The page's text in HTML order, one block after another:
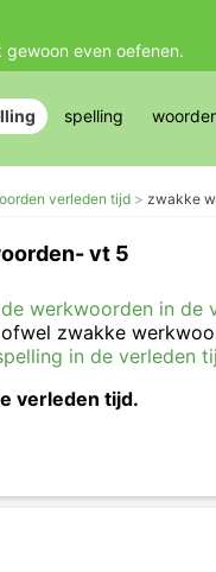
gewoon even oefenen.
spelling
verleden tijd zwakke
vt 5
de werkwoorden in de
zwakke
in de verleden
verleden tijd.